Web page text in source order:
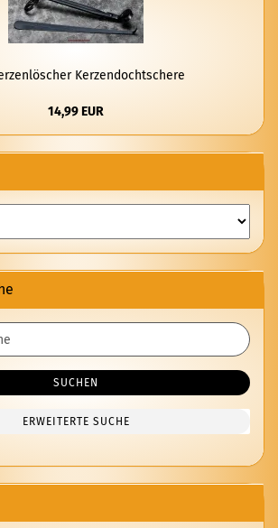
Ker­zen­docht­sche­re
14,99 EUR
SUCHEN
ERWEITERTE SUCHE